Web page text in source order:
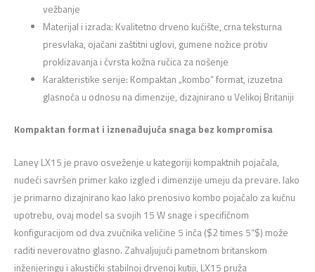
vežbanje
Materijal i izrada: Kvalitetno drveno kućište, crna teksturna
presvlaka, ojačani zaštitni uglovi, gumene nožice protiv
proklizavanja i čvrsta kožna ručica za nošenje
Karakteristike serije: Kompaktan „kombo“ format, izuzetna
glasnoća u odnosu na dimenzije, dizajnirano u Velikoj Britaniji
Kompaktan format i iznenađujuća snaga bez kompromisa
Laney LX15 je pravo osveženje u kategoriji kompaktnih pojačala,
nudeći savršen primer kako izgled i dimenzije umeju da prevare. Iako
je primarno dizajnirano kao lako prenosivo kombo pojačalo za kućnu
upotrebu, ovaj model sa svojih 15 W snage i specifičnom
konfiguracijom od dva zvučnika veličine 5 inča ($2 times 5“$) može
raditi neverovatno glasno. Zahvaljujući pametnom britanskom
inženjeringu i akustički stabilnoj drvenoj kutiji, LX15 pruža